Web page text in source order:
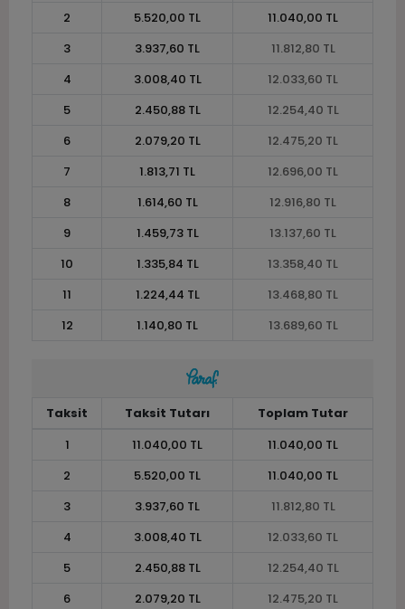
2 5.520,00 TL
11.040,00 TL
3
3.937,60 TL
11.812,80 TL
4
3.008,40 TL
12.033,60 TL
5
2.450,88 TL
12.254,40 TL
6
2.079,20 TL
12.475,20 TL
7
1.813,71 TL
12.696,00 TL
8
1.614,60 TL
12.916,80 TL
9
1.459,73 TL
13.137,60 TL
10
1.335,84 TL
13.358,40 TL
11
1.224,44 TL
13.468,80 TL
12
1.140,80 TL 13.689,60 TL
Taksit Taksit Tutarı
Toplam Tutar
1
11.040,00 TL
11.040,00 TL
2
5.520,00 TL
11.040,00 TL
3
3.937,60 TL
11.812,80 TL
4
3.008,40 TL
12.033,60 TL
5
2.450,88 TL
12.254,40 TL
6
2.079,20 TL
12.475,20 TL